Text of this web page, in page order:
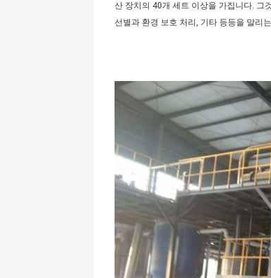
산 장치의 40개 세트 이상을 가집니다. 그
선별과 환경 보호 처리, 기타 등등을 말리